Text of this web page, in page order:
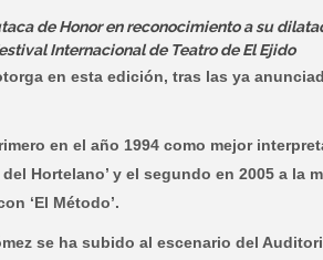
de Honor en reconocimiento a su
Internacional de Teatro de El Ejido
en esta edición, tras las ya
en el año 1994 como mejor
Hortelano’ y el segundo en 2005 a la
‘El Método’.
se ha subido al escenario del